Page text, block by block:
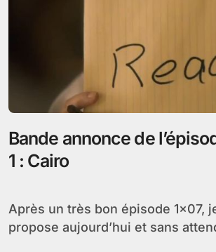
Bande annonce de
1 : Cairo
Après un très bon épisode 1×07, je vous
propose aujourd’hui et sans